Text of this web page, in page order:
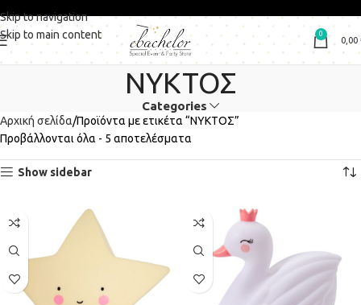
Skip to navigation
Skip to main content
0
0,00
ΝΥΚΤΟΣ
Categories
Αρχική σελίδα Προϊόντα με ετικέτα “ΝΥΚΤΟΣ”
Προβάλλονται όλα - 5 αποτελέσματα
Show sidebar